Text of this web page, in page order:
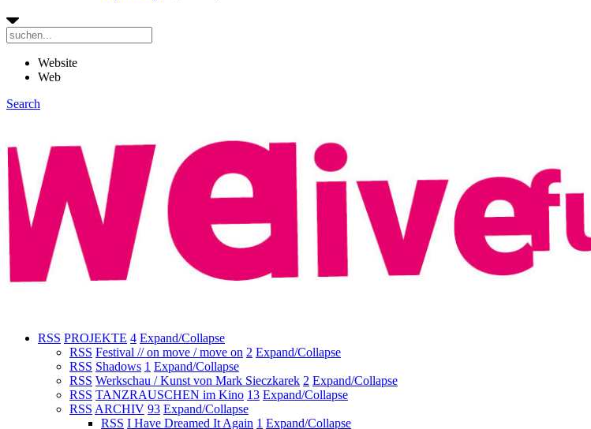
Website
Web
Search
RSS PROJEKTE 4 Expand/Collapse
RSS Festival // on move / move on 2 Expand/Collapse
RSS Shadows 1 Expand/Collapse
RSS Werkschau / Kunst von Mark Sieczkarek 2 Expand/Collapse
RSS TANZRAUSCHEN im Kino 13 Expand/Collapse
RSS ARCHIV 93 Expand/Collapse
RSS I Have Dreamed It Again 1 Expand/Collapse